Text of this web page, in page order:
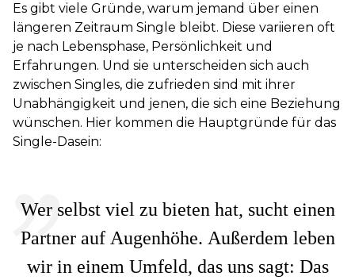
Es gibt viele Gründe, warum jemand über einen
längeren Zeitraum Single bleibt. Diese variieren oft
je nach Lebensphase, Persönlichkeit und
Erfahrungen. Und sie unterscheiden sich auch
zwischen Singles, die zufrieden sind mit ihrer
Unabhängigkeit und jenen, die sich eine Beziehung
wünschen. Hier kommen die Hauptgründe für das
Single-Dasein:
Wer selbst viel zu bieten hat, sucht einen
Partner auf Augenhöhe. Außerdem leben
wir in einem Umfeld, das uns sagt: Das